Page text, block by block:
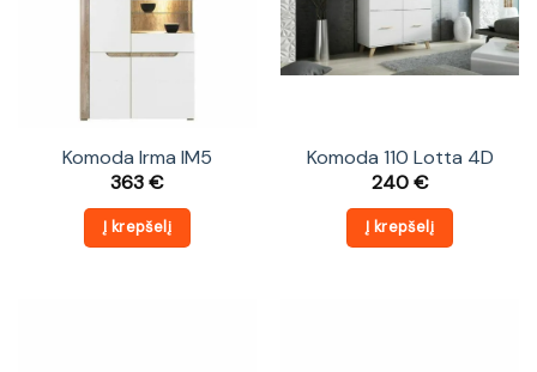
Komoda Irma IM5
363€
Į krepšelį
Komoda 110 Lotta 4D
240€
Į krepšelį